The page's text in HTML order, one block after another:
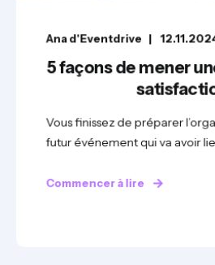
Ana d'Eventdrive
5 façons de mener
Vous finissez de préparer
futur événement qui va avoir
Commencer à lire